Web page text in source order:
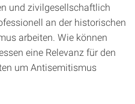
und zivilgesellschaftlich
an der historischen
arbeiten. Wie können
eine Relevanz für den
um Antisemitismus